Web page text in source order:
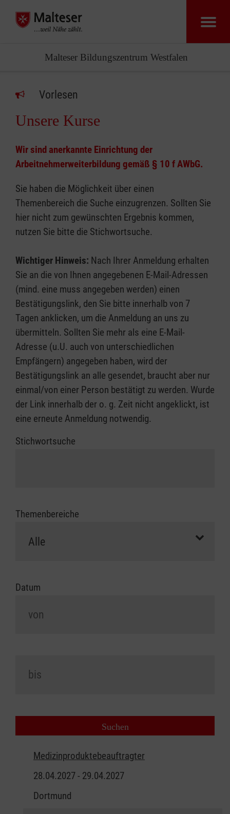
Malteser Bildungszentrum Westfalen
Vorlesen
Unsere Kurse
Wir sind anerkannte Einrichtung der
Arbeitnehmerweiterbildung gemäß § 10 f AWbG.
Sie haben die Möglichkeit über einen
Themenbereich die Suche einzugrenzen. Sollten Sie
hier nicht zum gewünschten Ergebnis kommen,
nutzen Sie bitte die Stichwortsuche.
Wichtiger Hinweis: Nach Ihrer Anmeldung erhalten
Sie an die von Ihnen angegebenen E-Mail-Adressen
(mind. eine muss angegeben werden) einen
Bestätigungslink, den Sie bitte innerhalb von 7
Tagen anklicken, um die Anmeldung an uns zu
übermitteln. Sollten Sie mehr als eine E-Mail-
Adresse (u.U. auch von unterschiedlichen
Empfängern) angegeben haben, wird der
Bestätigungslink an alle gesendet, braucht aber nur
einmal/von einer Person bestätigt zu werden. Wurde
der Link innerhalb der o. g. Zeit nicht angeklickt, ist
eine erneute Anmeldung notwendig.
Stichwortsuche
Themenbereiche
Datum
Medizinproduktebeauftragter
28.04.2027 - 29.04.2027
Dortmund